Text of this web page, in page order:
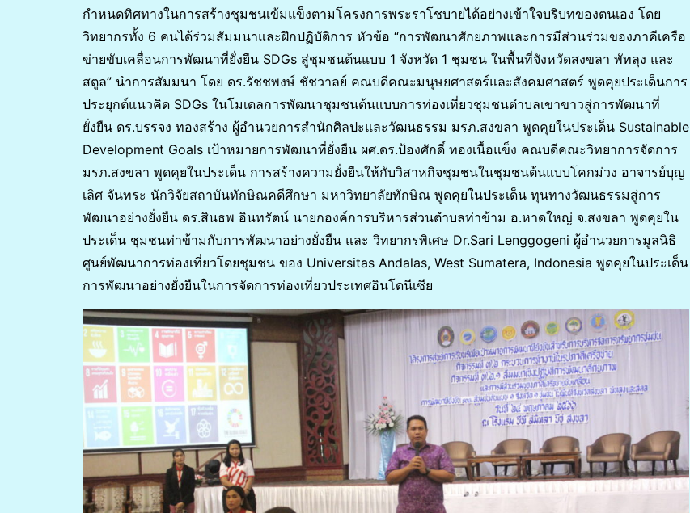
กำหนดทิศทางในการสร้างชุมชนเข้มแข็งตามโครงการพระราโชบายได้อย่างเข้าใจบริบทของตนเอง โดย
วิทยากรทั้ง 6 คนได้ร่วมสัมมนาและฝึกปฏิบัติการ หัวข้อ “การพัฒนาศักยภาพและการมีส่วนร่วมของภาคีเครือ
ข่ายขับเคลื่อนการพัฒนาที่ยั่งยืน SDGs สู่ชุมชนต้นแบบ 1 จังหวัด 1 ชุมชน ในพื้นที่จังหวัดสงขลา พัทลุง และ
สตูล” นำการสัมมนา โดย ดร.รัชชพงษ์ ชัชวาลย์ คณบดีคณะมนุษยศาสตร์และสังคมศาสตร์ พูดคุยประเด็นการ
ประยุกต์แนวคิด SDGs ในโมเดลการพัฒนาชุมชนต้นแบบการท่องเที่ยวชุมชนตำบลเขาขาวสู่การพัฒนาที่
ยั่งยืน ดร.บรรจง ทองสร้าง ผู้อำนวยการสำนักศิลปะและวัฒนธรรม มรภ.สงขลา พูดคุยในประเด็น Sustainable
Development Goals เป้าหมายการพัฒนาที่ยั่งยืน ผศ.ดร.ป้องศักดิ์ ทองเนื้อแข็ง คณบดีคณะวิทยาการจัดการ
มรภ.สงขลา พูดคุยในประเด็น การสร้างความยั่งยืนให้กับวิสาหกิจชุมชนในชุมชนต้นแบบโคกม่วง อาจารย์บุญ
เลิศ จันทระ นักวิจัยสถาบันทักษิณคดีศึกษา มหาวิทยาลัยทักษิณ พูดคุยในประเด็น ทุนทางวัฒนธรรมสู่การ
พัฒนาอย่างยั่งยืน ดร.สินธพ อินทรัตน์ นายกองค์การบริหารส่วนตำบลท่าข้าม อ.หาดใหญ่ จ.สงขลา พูดคุยใน
ประเด็น ชุมชนท่าข้ามกับการพัฒนาอย่างยั่งยืน และ วิทยากรพิเศษ Dr.Sari Lenggogeni ผู้อำนวยการมูลนิธิ
ศูนย์พัฒนาการท่องเที่ยวโดยชุมชน ของ Universitas Andalas, West Sumatera, Indonesia พูดคุยในประเด็น
การพัฒนาอย่างยั่งยืนในการจัดการท่องเที่ยวประเทศอินโดนีเซีย